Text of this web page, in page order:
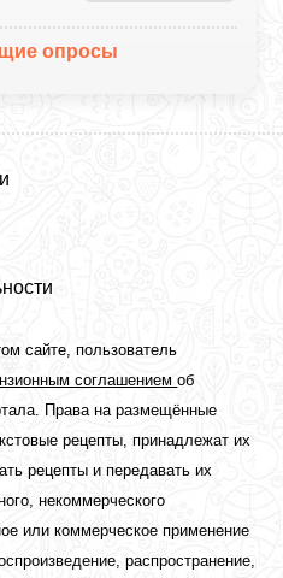
опросы
сайте, пользователь
соглашениемоб
Права на размещённые
рецепты, принадлежат их
рецепты и передавать их
некоммерческого
или коммерческое применение
распространение,